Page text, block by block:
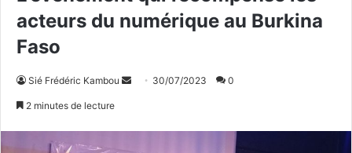
acteurs du numérique au Burkina
Faso
Sié Frédéric Kambou 30/07/2023 0
2 minutes de lecture